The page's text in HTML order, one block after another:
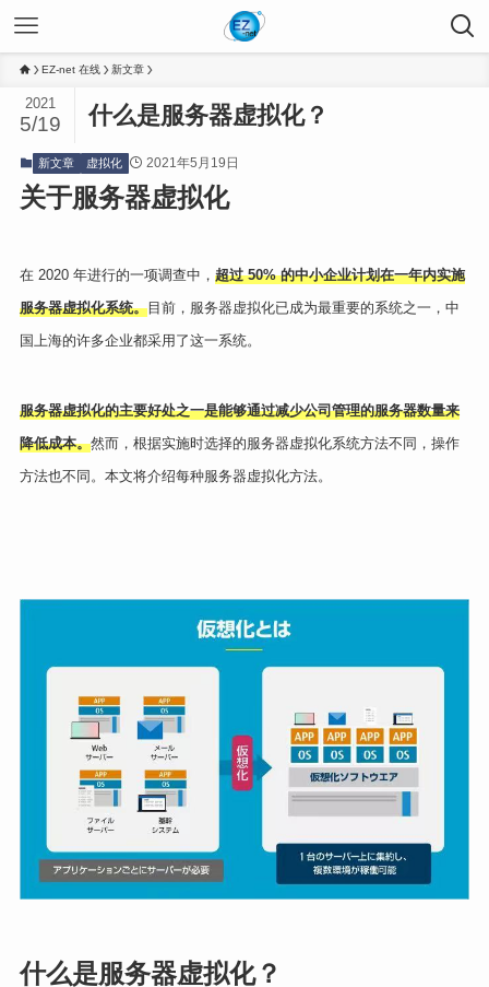
EZ-net 在线 新文章
什么是服务器虚拟化？
2021
5/19
新文章 虚拟化 2021年5月19日
关于服务器虚拟化
在 2020 年进行的一项调查中， 超过 50% 的中小企业计划在一年内实施
服务器虚拟化系统。目前，服务器虚拟化已成为最重要的系统之一，中
国上海的许多企业都采用了这一系统。
服务器虚拟化的主要好处之一是能够通过减少公司管理的服务器数量来
降低成本。然而，根据实施时选择的服务器虚拟化系统方法不同，操作
方法也不同。本文将介绍每种服务器虚拟化方法。
什么是服务器虚拟化？